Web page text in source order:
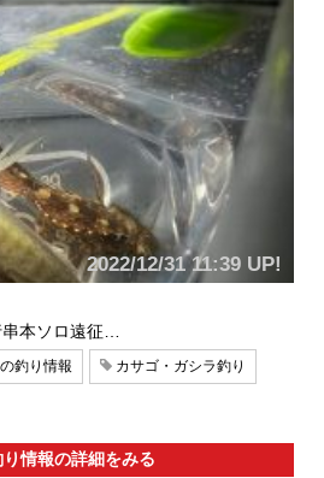
2022/12/31 11:39 UP!
本ソロ遠征…
釣り情報 カサゴ・ガシラ釣り
り情報の詳細をみる